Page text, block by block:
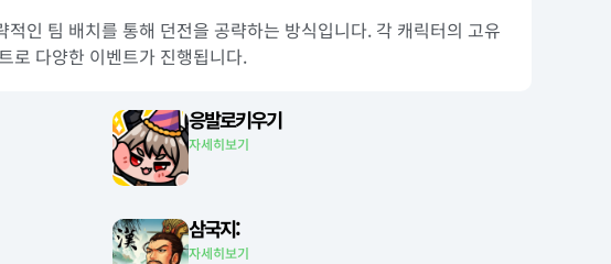
인 팀 배치를 통해 던전을 공략하는 방식입니다. 각 캐릭터의 고유
로 다양한 이벤트가 진행됩니다.
응발로키우기
자세히보기
삼국지:
자세히보기